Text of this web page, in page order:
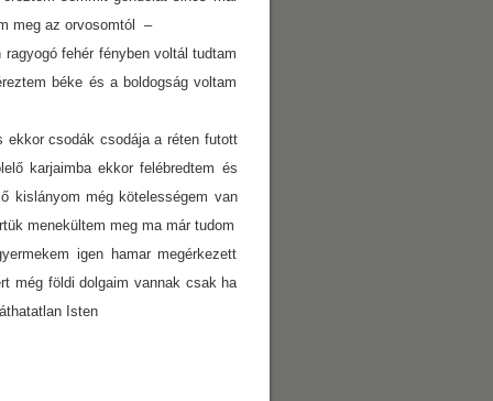
meg az orvosomtól –
fehér fényben voltál tudtam
béke és a boldogság voltam
ekkor csodák csodája a réten futott
karjaimba ekkor felébredtem és
kislányom még kötelességem van
menekültem meg ma már tudom
igen hamar megérkezett
még földi dolgaim vannak csak ha
Isten